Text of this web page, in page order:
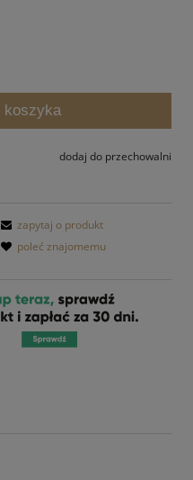
koszyka
dodaj do przechowalni
zapytaj o produkt
poleć znajomemu